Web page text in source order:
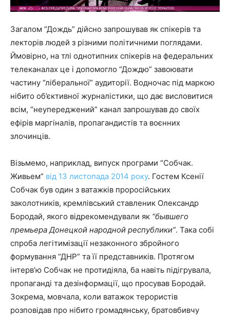
Загалом “Дождь” дійсно запрошував як спікерів та
лекторів людей з різними політичними поглядами.
Ймовірно, на тлі однотипних спікерів на федеральних
телеканалах це і допомогло “Дождю” завоювати
частину “ліберальної” аудиторії. Водночас під маркою
нібито об’єктивної журналістики, що дає висловитися
всім, “неупереджений” канал запрошував до своїх
ефірів маргіналів, пропагандистів та воєнних
злочинців.
Візьмемо, наприклад, випуск програми “Собчак.
Живьем” від 13 листопада 2014 року. Гостем Ксенії
Собчак був один з ватажків проросійських
заколотників, кремлівський ставленик Олександр
Бородай, якого відрекомендували як “бывшего
премьера Донецкой народной республики”. Така собі
спроба легітимізації незаконного збройного
формування “ДНР” та її представників. Протягом
інтерв’ю Собчак не протидіяла, ба навіть підігрувала,
пропаганді та дезінформації, що просував Бородай.
Зокрема, мовчала, коли ватажок терористів
розповідав про нібито громадянську, братовбивчу